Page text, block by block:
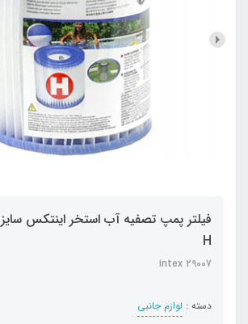
فیلتر پمپ تصفیه آب استخر اینتکس سایز
H
intex 29007
دسته : لوازم جانبی